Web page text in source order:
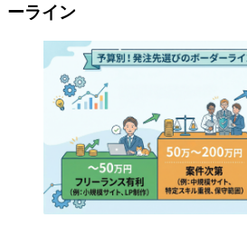
ーライン